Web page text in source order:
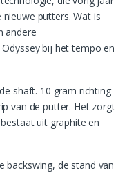
putters. Wat is
andere
bij het tempo en
shaft. 10 gram richting
van de putter. Het zorgt
uit graphite en
backswing, de stand van